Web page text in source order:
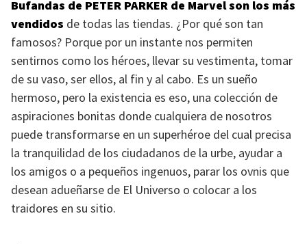
Bufandas de PETER PARKER de Marvel son los más
vendidos de todas las tiendas. ¿Por qué son tan
famosos? Porque por un instante nos permiten
sentirnos como los héroes, llevar su vestimenta, tomar
de su vaso, ser ellos, al fin y al cabo. Es un sueño
hermoso, pero la existencia es eso, una colección de
aspiraciones bonitas donde cualquiera de nosotros
puede transformarse en un superhéroe del cual precisa
la tranquilidad de los ciudadanos de la urbe, ayudar a
los amigos o a pequeños ingenuos, parar los ovnis que
desean adueñarse de El Universo o colocar a los
traidores en su sitio.